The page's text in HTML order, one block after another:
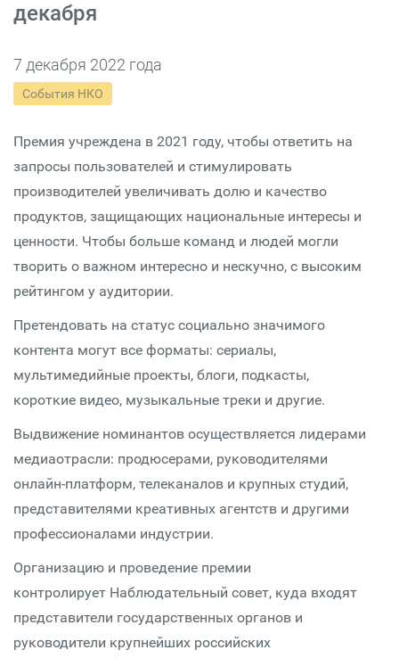
декабря
7 декабря 2022 года
События НКО
Премия учреждена в 2021 году, чтобы ответить на
запросы пользователей и стимулировать
производителей увеличивать долю и качество
продуктов, защищающих национальные интересы и
ценности. Чтобы больше команд и людей могли
творить о важном интересно и нескучно, с высоким
рейтингом у аудитории.
Претендовать на статус социально значимого
контента могут все форматы: сериалы,
мультимедийные проекты, блоги, подкасты,
короткие видео, музыкальные треки и другие.
Выдвижение номинантов осуществляется лидерами
медиаотрасли: продюсерами, руководителями
онлайн-платформ, телеканалов и крупных студий,
представителями креативных агентств и другими
профессионалами индустрии.
Организацию и проведение премии
контролирует Наблюдательный совет, куда входят
представители государственных органов и
руководители крупнейших российских